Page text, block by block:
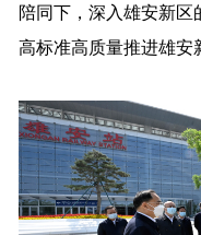
陪同下，深入雄安新
高标准高质量推进雄安